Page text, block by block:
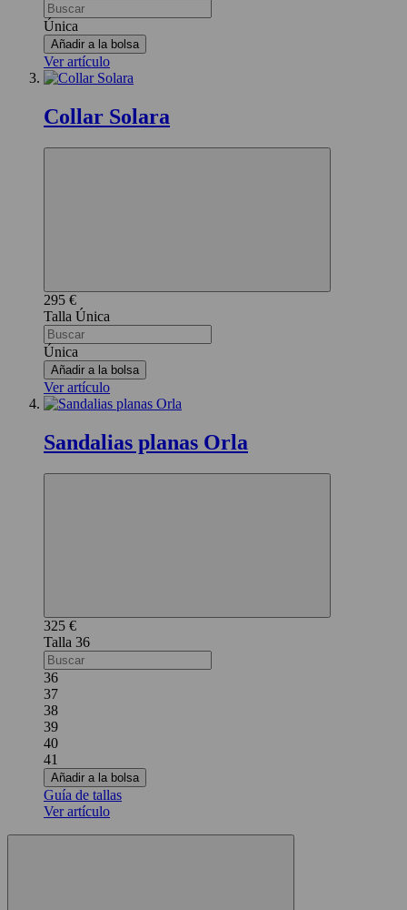
Única
Añadir a la bolsa
Ver artículo
Collar Solara
295 €
Única
Única
Añadir a la bolsa
Ver artículo
Sandalias planas Orla
325 €
36
36
37
38
39
40
41
Añadir a la bolsa
Guía de tallas
Ver artículo